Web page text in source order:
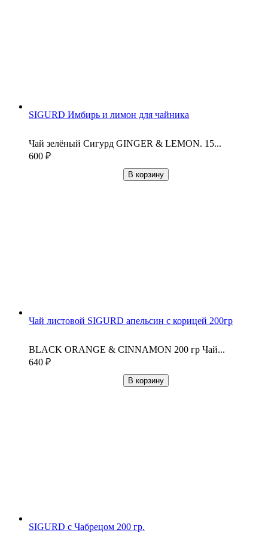
SIGURD Имбирь и лимон для чайника
Чай зелёный Сигурд GINGER & LEMON. 15...
600 ₽
В корзину
Чай листовой SIGURD апельсин с корицей 200гр
BLACK ORANGE & CINNAMON 200 гр Чай...
640 ₽
В корзину
SIGURD с Чабрецом 200 гр.